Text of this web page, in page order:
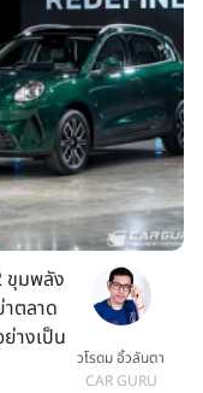
ขุมพลัง
ตลาด
างเป็น
วโรดม อิ้วลันตา
CAR GURU